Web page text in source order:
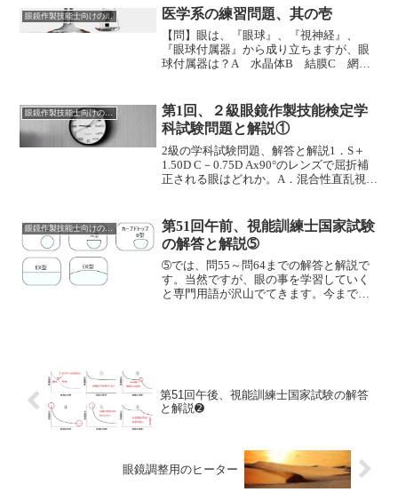
値は以下の通りです。角膜の屈折力・・
43.05D（垂直方向43.8D、水平方向
43.2D）水晶体の屈折力・・19.11D（最...
次回はしっかりと作り込んでいただきた
く存じます。26．望遠鏡について、誤っ
ているのはどれか。A．ガリレオ型では正
立像が得られる。B．ケプラー型は地上望
遠鏡にも使用される。C．オペラグラスに
像が得られる原理を応用している。解
答・・C【解説】オペラグラスは『ガリレ
オ式』であり、双眼鏡は『ケプラー式』
となります。どちらも『屈折式望遠鏡』
ですが、接眼レ...
眼鏡作製技能士向けの問題 医学系の練習問題、其の壱
【問】眼は、『眼球』、『視神経』、
『眼球付属器』から成り立ちますが、眼
球付属器は？A 水晶体B 結膜C 網膜
膜）』となります。眼球外壁外膜・・角
膜、強膜中膜・・ぶどう膜（虹彩、毛様
体、脈絡膜）内膜・・網膜内容水晶体硝
子体眼房視神経・・視路眼球付属器・・
眼瞼、涙器、結膜、眼筋、眼窩、眉毛
【問】透光体は無血管ですが、正常眼に
の経路上で、角膜、房水、水晶体、硝子
体には血管がありません。角膜や水晶体
への栄養補給は、血管からではなく、主
に房水からのグルコース...
眼鏡作製技能士向けの問題
第1回、２級眼鏡作製技能検定学
科試験問題と解説①
2級の学科試験問題、解答と解説1．S＋
1.50D C－0.75D Ax90°のレンズで屈折補
正される眼はどれか。A．混合性直乱視
の度数変換をしますと、S+0.75 C+0.75
Ax180°となります。眼の屈折要素は
S−0.75 C−0.75 Ax90°です。遠視性複性倒
乱視強主経線は横方向ですので『倒乱
視』、等価球面度数 SE=0.75+0.75/2 >0
ですので『遠視性』です。前焦線も後焦
眼鏡作製技能士向けの問題
第51回午前、視能訓練士国家試験
の解答と解説➄
➄では、問55～問64までの解答と解説で
す。当然ですが、眼の事を学習していく
と専門用語が沢山でてきます。今まで知
事があります。インフォームドコンセン
トが大切という考えである筆者は、眼鏡
置、画面反射などなど・・『眼鏡マネジ
メント』も一緒にします。その説明をす
る時に、専門用語が先ず頭に浮かんでき
ます。伝わらなければ...
第51回午後、視能訓練士国家試験の解答
と解説➋
眼鏡調整用のヒーター